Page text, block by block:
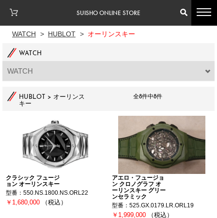
SUISHO ONLINE STORE
WATCH > HUBLOT > オーリンスキー
WATCH
WATCH
HUBLOT > オーリンス
キー
全8件中8件
クラシック フュージ
ョン オーリンスキー
型番：550.NS.1800.NS.ORL22
￥1,680,000 （税込）
アエロ・フュージョ
ン クロノグラフ オ
ーリンスキー グリー
ンセラミック
型番：525.GX.0179.LR.ORL19
￥1,999,000 （税込）